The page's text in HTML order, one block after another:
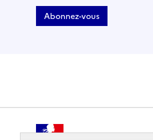
Abonnez-vous